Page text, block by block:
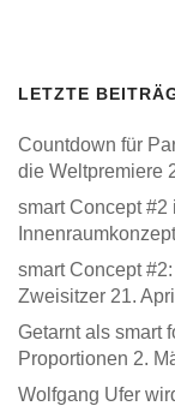
LETZTE
Countdown für
die Weltpremiere
smart Concept #2
smart Concept
Zweisitzer 21.
Getarnt als smart
Proportionen 2.
Wolfgang Ufer